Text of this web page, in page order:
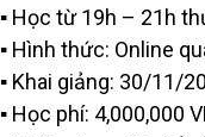
▪️ Học từ 19h – 21h
▪️ Hình thức: Online
▪️ Khai giảng: 30/11/
▪️ Học phí: 4,000,000